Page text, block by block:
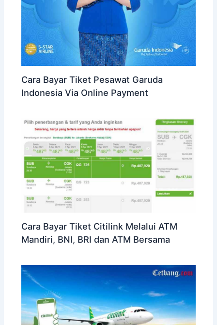
Cara Bayar Tiket Pesawat Garuda
Indonesia Via Online Payment
Cara Bayar Tiket Citilink Melalui ATM
Mandiri, BNI, BRI dan ATM Bersama